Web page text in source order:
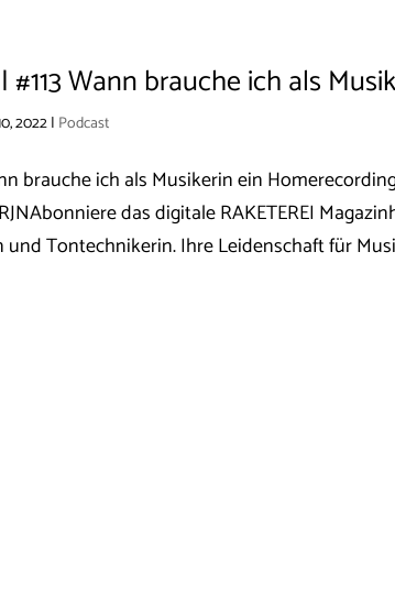
#113 Wann brauche ich als
2022| Podcast
brauche ich als Musikerin ein
das digitale RAKETEREI
und Tontechnikerin. Ihre Leidenschaft für